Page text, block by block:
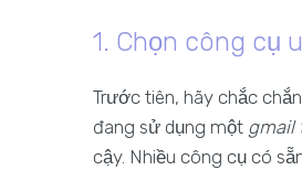
1. Chọn công cụ
Trước tiên, hãy chắc
đang sử dụng một gmail
cậy. Nhiều công cụ có